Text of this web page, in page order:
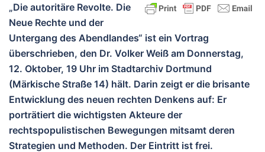
„Die autoritäre Revolte. Die
Neue Rechte und der
Untergang des Abendlandes“ ist ein Vortrag
überschrieben, den Dr. Volker Weiß am Donnerstag,
12. Oktober, 19 Uhr im Stadtarchiv Dortmund
(Märkische Straße 14) hält. Darin zeigt er die brisante
Entwicklung des neuen rechten Denkens auf: Er
porträtiert die wichtigsten Akteure der
rechtspopulistischen Bewegungen mitsamt deren
Strategien und Methoden. Der Eintritt ist frei.